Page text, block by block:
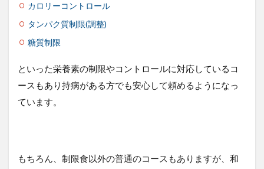
カロリーコントロール
タンパク質制限(調整)
糖質制限
といった栄養素の制限やコントロールに対応しているコ
ースもあり持病がある方でも安心して頼めるようになっ
ています。
もちろん、制限食以外の普通のコースもありますが、和